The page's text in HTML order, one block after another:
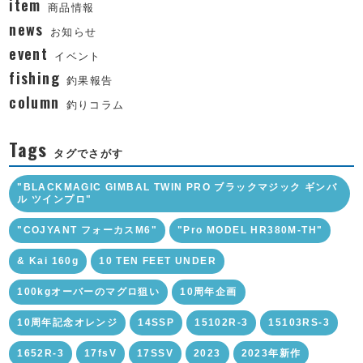
item 商品情報
news お知らせ
event イベント
fishing 釣果報告
column 釣りコラム
Tags タグでさがす
"BLACKMAGIC GIMBAL TWIN PRO ブラックマジック ギンバ
ル ツインプロ"
"COJYANT フォーカスM6" "Pro MODEL HR380M-TH"
& Kai 160g 10 TEN FEET UNDER
100kgオーバーのマグロ狙い 10周年企画
10周年記念オレンジ 14SSP 15102R-3 15103RS-3
1652R-3 17fsV 17SSV 2023 2023年新作